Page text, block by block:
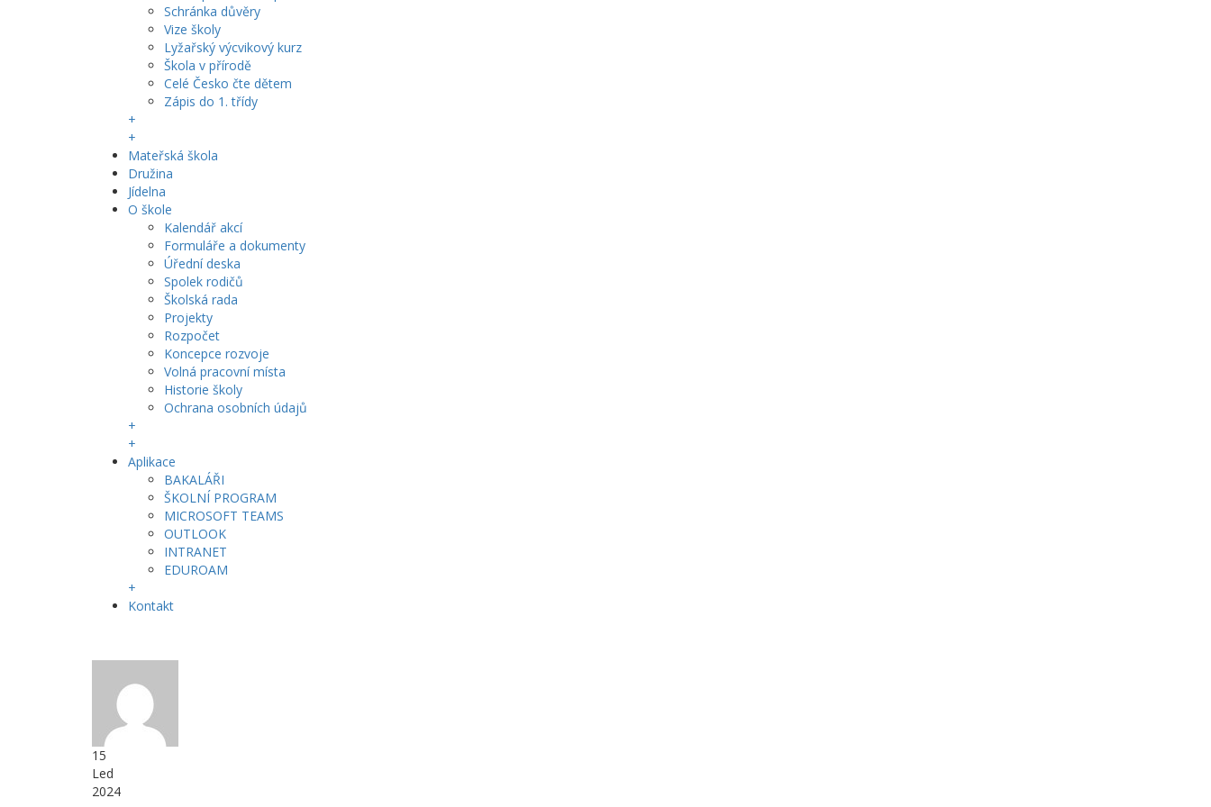
Schránka důvěry
Vize školy
Lyžařský výcvikový kurz
Škola v přírodě
Celé Česko čte dětem
Zápis do 1. třídy
+
+
Mateřská škola
Družina
Jídelna
O škole
Kalendář akcí
Formuláře a dokumenty
Úřední deska
Spolek rodičů
Školská rada
Projekty
Rozpočet
Koncepce rozvoje
Volná pracovní místa
Historie školy
Ochrana osobních údajů
+
+
Aplikace
BAKALÁŘI
ŠKOLNÍ PROGRAM
MICROSOFT TEAMS
OUTLOOK
INTRANET
EDUROAM
+
Kontakt
15
Led
2024